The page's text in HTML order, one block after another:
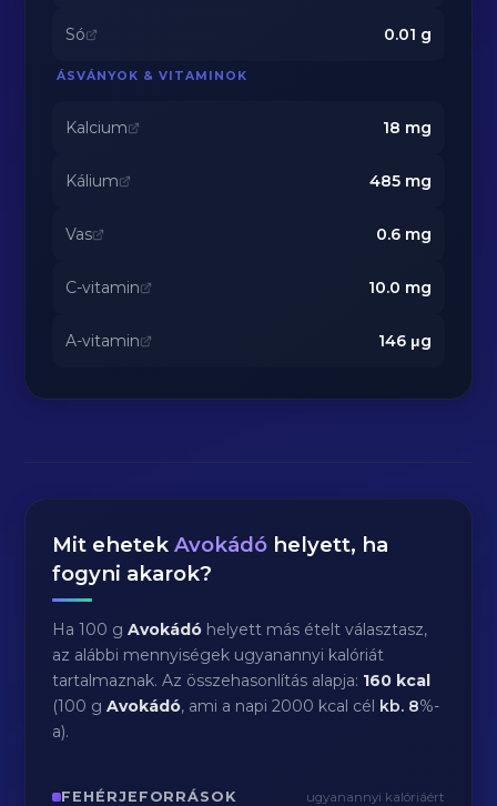
Só 0.01 g
ÁSVÁNYOK & VITAMINOK
Kalcium 18 mg
Kálium 485mg
Vas 0.6mg
C-vitamin 10.0 mg
A-vitamin 146μg
Mit ehetekAvokádó helyett, ha
fogyni akarok?
Ha 100 gAvokádó helyett más ételt választasz,
az alábbi mennyiségek ugyanannyi kalóriát
tartalmaznak. Az összehasonlítás alapja: 160 kcal
(100 gAvokádó, ami a napi 2000 kcal cél kb. 8%-
a).
FEHÉRJEFORRÁSOK ugyanannyi kalóriáért